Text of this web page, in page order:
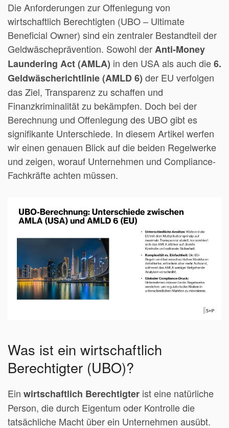
Die Anforderungen zur Offenlegung von
wirtschaftlich Berechtigten (UBO – Ultimate
Beneficial Owner) sind ein zentraler Bestandteil der
Geldwäscheprävention. Sowohl derAnti-Money
Laundering Act (AMLA) in den USA als auch die6.
Geldwäscherichtlinie (AMLD 6) der EU verfolgen
das Ziel, Transparenz zu schaffen und
Finanzkriminalität zu bekämpfen. Doch bei der
Berechnung und Offenlegung des UBO gibt es
signifikante Unterschiede. In diesem Artikel werfen
wir einen genauen Blick auf die beiden Regelwerke
und zeigen, worauf Unternehmen und Compliance-
Fachkräfte achten müssen.
Was ist ein wirtschaftlich
Berechtigter (UBO)?
Ein wirtschaftlich Berechtigter ist eine natürliche
Person, die durch Eigentum oder Kontrolle die
tatsächliche Macht über ein Unternehmen ausübt.